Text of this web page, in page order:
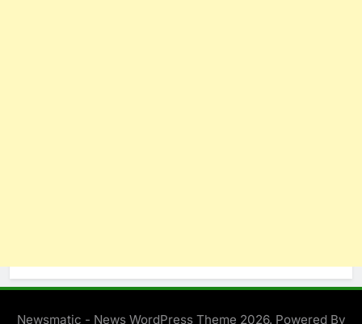
Newsmatic - News WordPress Theme 2026. Powered By